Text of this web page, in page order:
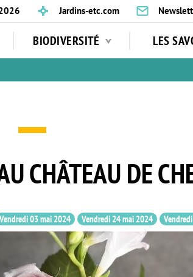
Jardins-etc.com
BIODIVERSITÉ LES
CHÂTEAU DE
Vendredi 03 mai 2024 Vendredi 24 mai 2024